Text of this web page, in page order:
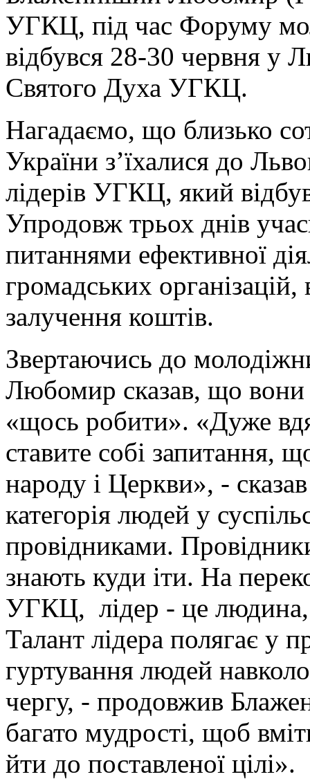
УГКЦ, під час Форуму
відбувся 28-30 червня у
Святого Духа УГКЦ.
Нагадаємо, що близько
України з’їхалися до
лідерів УГКЦ, який
Упродовж трьох днів
питаннями ефективної
громадських
залучення коштів.
Звертаючись до
Любомир сказав, що вони
«щось робити». «Дуже
ставите собі запитання,
народу і Церкви», -
категорія людей у
провідниками.
знають куди іти. На
УГКЦ, лідер - це людина,
Талант лідера полягає у
гуртування людей
чергу, - продовжив
багато мудрості, щоб
йти до поставленої цілі».